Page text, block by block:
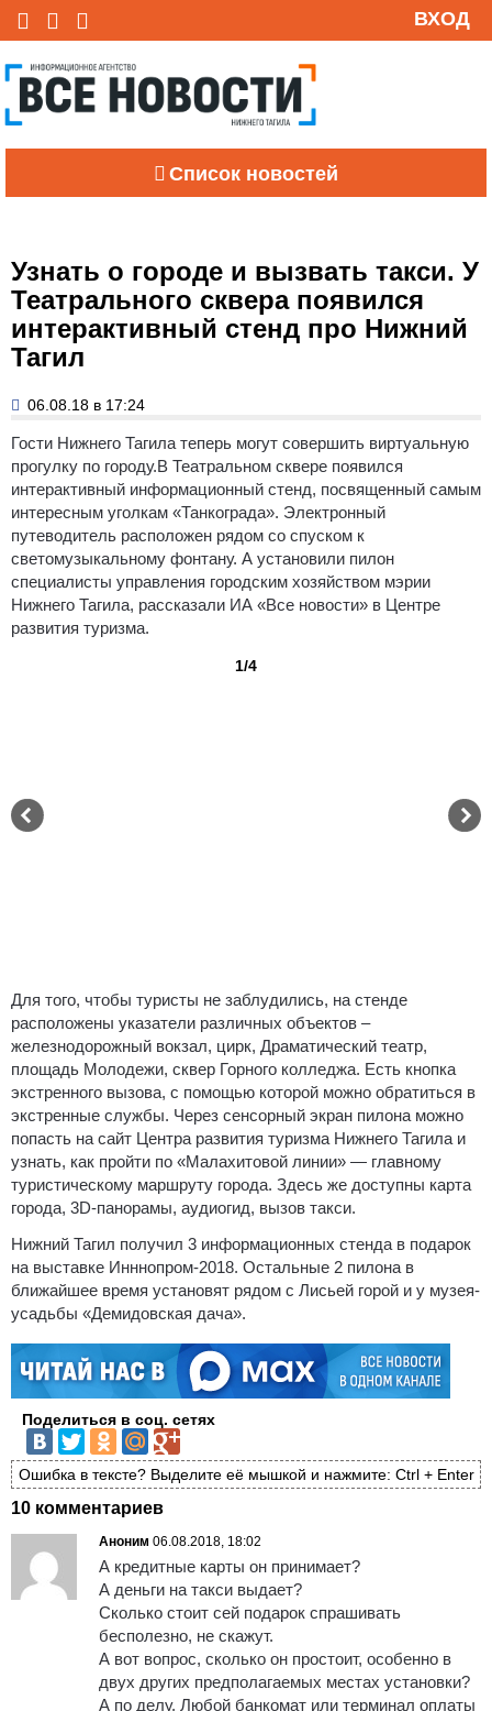
ВХОД
Список новостей
Узнать о городе и вызвать такси. У
Театрального сквера появился
интерактивный стенд про Нижний
Тагил
06.08.18 в 17:24
Гости Нижнего Тагила теперь могут совершить виртуальную
прогулку по городу.В Театральном сквере появился
интерактивный информационный стенд, посвященный самым
интересным уголкам «Танкограда». Электронный
путеводитель расположен рядом со спуском к
светомузыкальному фонтану. А установили пилон
специалисты управления городским хозяйством мэрии
Нижнего Тагила, рассказали ИА «Все новости» в Центре
развития туризма.
1/4
Для того, чтобы туристы не заблудились, на стенде
расположены указатели различных объектов –
железнодорожный вокзал, цирк, Драматический театр,
площадь Молодежи, сквер Горного колледжа. Есть кнопка
экстренного вызова, с помощью которой можно обратиться в
экстренные службы. Через сенсорный экран пилона можно
попасть на сайт Центра развития туризма Нижнего Тагила и
узнать, как пройти по «Малахитовой линии» — главному
туристическому маршруту города. Здесь же доступны карта
города, 3D-панорамы, аудиогид, вызов такси.
Нижний Тагил получил 3 информационных стенда в подарок
на выставке Инннопром-2018. Остальные 2 пилона в
ближайшее время установят рядом с Лисьей горой и у музея-
усадьбы «Демидовская дача».
Поделиться в соц. сетях
Ошибка в тексте? Выделите её мышкой и нажмите: Ctrl + Enter
10 комментариев
Аноним 06.08.2018, 18:02
А кредитные карты он принимает?
А деньги на такси выдает?
Сколько стоит сей подарок спрашивать
бесполезно, не скажут.
А вот вопрос, сколько он простоит, особенно в
двух других предполагаемых местах установки?
А по делу. Любой банкомат или терминал оплаты